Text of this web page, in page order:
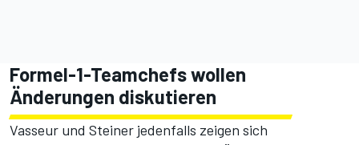
Formel-1-Teamchefs wollen
Änderungen diskutieren
Vasseur und Steiner jedenfalls zeigen sich